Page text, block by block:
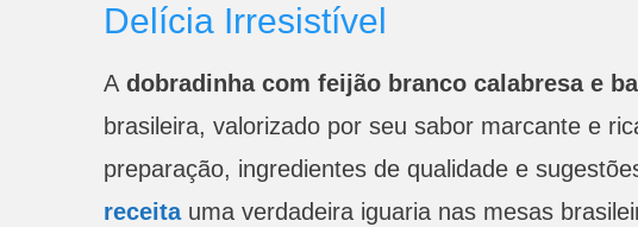
Delícia Irresistível
A dobradinha com feijão branco calabresa e
brasileira, valorizado por seu sabor marcante e
preparação, ingredientes de qualidade e
receita uma verdadeira iguaria nas mesas